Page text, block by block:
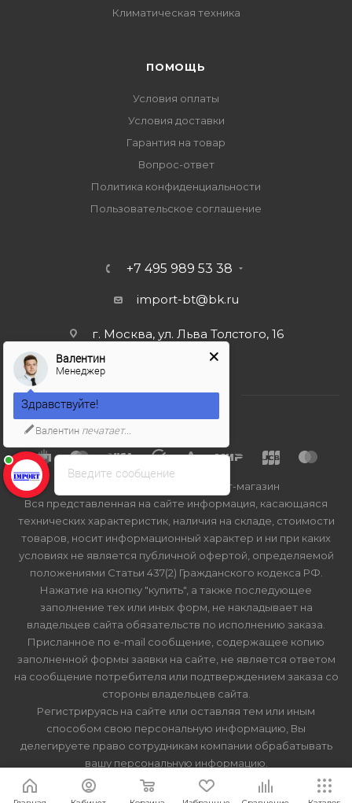
Климатическая техника
ПОМОЩЬ
Условия оплаты
Условия доставки
Гарантия на товар
Вопрос-ответ
Политика конфиденциальности
Пользовательское соглашение
+7 495 989 53 38
import-bt@bk.ru
г. Москва, ул. Льва Толстого, 16
2026 © Import-bt.ru - интернет-магазин
Вся представленная на сайте информация, касающаяся
технических характеристик, наличия на складе, стоимости
товаров, носит информационный характер и ни при каких
условиях не является публичной офертой, определяемой
положениями Статьи 437(2) Гражданского кодекса РФ.
Нажатие на кнопку "купить", а также последующее
заполнение тех или иных форм, не накладывает на
владельцев сайта обязательств по исполнению заказа.
Присланное по e-mail сообщение, содержащее копию
заполненной формы заявки на сайте, не является ответом
на сообщение потребителя или подтверждением заказа со
стороны владельцев сайта.
Регистрируясь на сайте или оставляя тем или иным
способом свою персональную информацию, Вы
делегируете право сотрудникам компании обрабатывать
вашу персональную информацию.
Введите сообщение
Валентин
Менеджер
Здравствуйте!
Валентин печатает...